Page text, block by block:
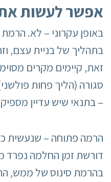
אפשר לעשות
באופן עקרוני – לא. הרמת
בתהליך של בניית עצם,
זאת, קיימים מקרים
סגורה (הליך פחות
– בתנאי שיש עדיין
הרמה פתוחה – שנעשית
דורשת זמן החלמה נפרד
בהרמת סינוס של ממש,